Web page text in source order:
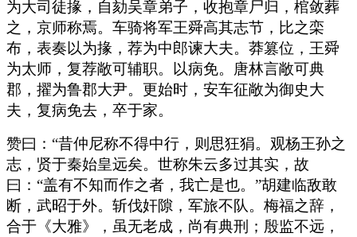
为大司徒掾，自劾吴章弟子，收抱章尸归，棺敛葬
之，京师称焉。车骑将军王舜高其志节，比之栾
布，表奏以为掾，荐为中郎谏大夫。莽篡位，王舜
为太师，复荐敞可辅职。以病免。唐林言敞可典
郡，擢为鲁郡大尹。更始时，安车征敞为御史大
夫，复病免去，卒于家。
赞曰：“昔仲尼称不得中行，则思狂狷。观杨王孙之
志，贤于秦始皇远矣。世称朱云多过其实，故
曰：“盖有不知而作之者，我亡是也。”胡建临敌敢
断，武昭于外。斩伐奸隙，军旅不队。梅福之辞，
合于《大雅》，虽无老成，尚有典刑；殷监不远，